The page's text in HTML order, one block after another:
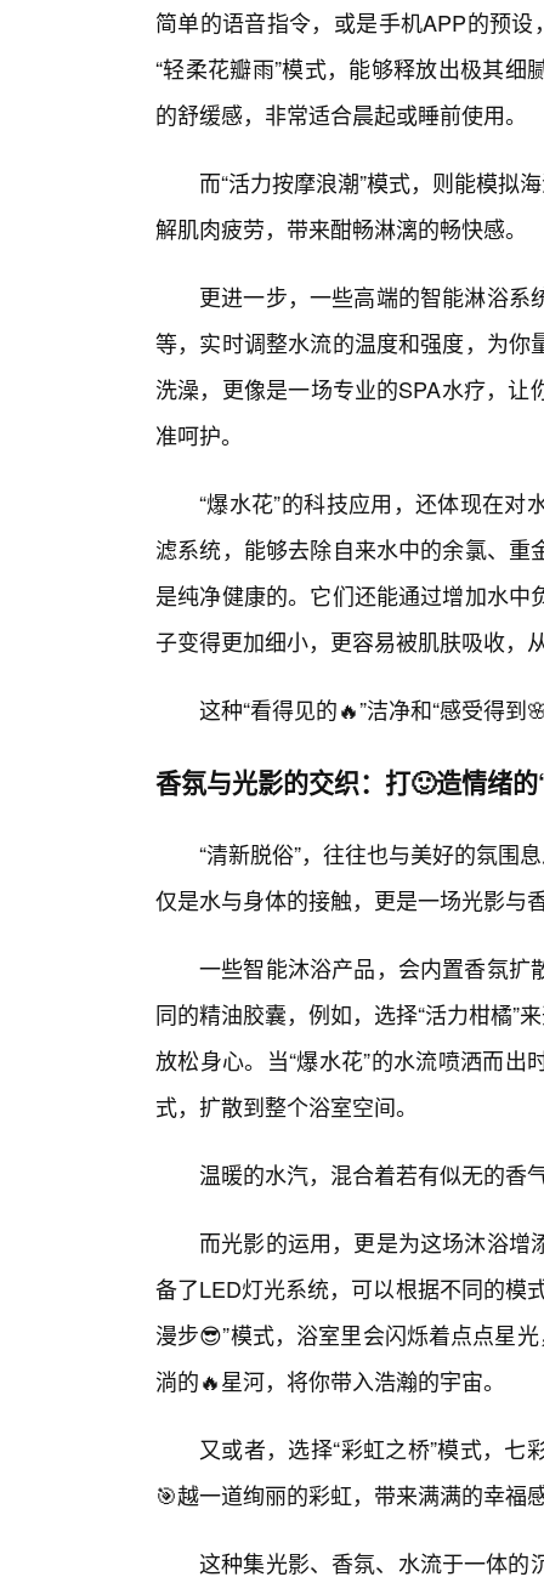
简单的语音指令，或是手机APP的预
“轻柔花瓣雨”模式，能够释放出极其
的舒缓感，非常适合晨起或睡前使用。
而“活力按摩浪潮”模式，则能模拟
解肌肉疲劳，带来酣畅淋漓的畅快感。
更进一步，一些高端的智能淋浴
等，实时调整水流的温度和强度，为
洗澡，更像是一场专业的SPA水疗，
准呵护。
“爆水花”的科技应用，还体现在
滤系统，能够去除自来水中的余氯、
是纯净健康的。它们还能通过增加水
子变得更加细小，更容易被肌肤吸收，
这种“看得见的🔥”洁净和“感受得到
香氛与光影的交织：打🙂造情绪
“清新脱俗”，往往也与美好的氛围
仅是水与身体的接触，更是一场光影与
一些智能沐浴产品，会内置香氛扩
同的精油胶囊，例如，选择“活力柑橘”
放松身心。当“爆水花”的水流喷洒而
式，扩散到整个浴室空间。
温暖的水汽，混合着若有似无的香
而光影的运用，更是为这场沐浴
备了LED灯光系统，可以根据不同的模
漫步😎”模式，浴室里会闪烁着点点星
淌的🔥星河，将你带入浩瀚的宇宙。
又或者，选择“彩虹之桥”模式，
🎯越一道绚丽的彩虹，带来满满的幸福
这种集光影、香氛、水流于一体的